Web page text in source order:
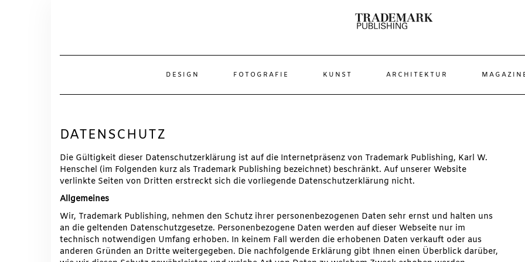
DESIGN FOTOGRAFIE KUNST ARCHITEKTUR
DATENSCHUTZ
Die Gültigkeit dieser Datenschutzerklärung ist auf die Internetpräsenz von Trademark Publishing, Karl W.
Henschel (im Folgenden kurz als Trademark Publishing bezeichnet) beschränkt. Auf unserer Website
verlinkte Seiten von Dritten erstreckt sich die vorliegende Datenschutzerklärung nicht.
Allgemeines
Wir, Trademark Publishing, nehmen den Schutz ihrer personenbezogenen Daten sehr ernst und halten uns
an die geltenden Datenschutzgesetze. Personenbezogene Daten werden auf dieser Webseite nur im
technisch notwendigen Umfang erhoben. In keinem Fall werden die erhobenen Daten verkauft oder aus
anderen Gründen an Dritte weitergegeben. Die nachfolgende Erklärung gibt Ihnen einen Überblick darüber,